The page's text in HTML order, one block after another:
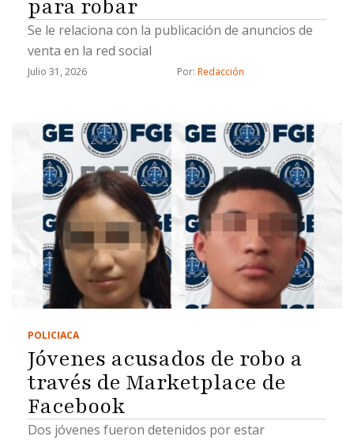
para robar
Se le relaciona con la publicación de anuncios de
venta en la red social
Julio 31, 2026 Por: Redacción
POLICIACA
Jóvenes acusados de robo a
través de Marketplace de
Facebook
Dos jóvenes fueron detenidos por estar